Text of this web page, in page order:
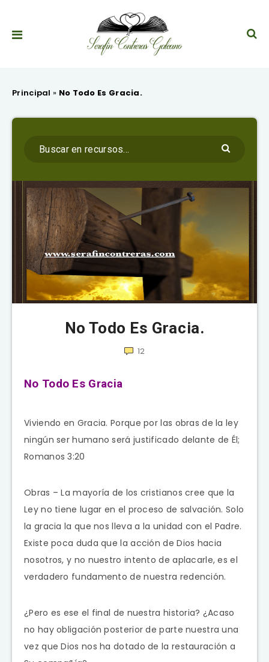
Principal » No Todo Es Gracia.
No Todo Es Gracia.
12
No Todo Es Gracia
Viviendo en Gracia. Porque por las obras de la ley
ningún ser humano será justificado delante de Él;
Romanos 3:20
Obras – La mayoría de los cristianos cree que la
Ley no tiene lugar en el proceso de salvación. Solo
la gracia la que nos lleva a la unidad con el Padre.
Existe poca duda que la acción de Dios hacia
nosotros, y no nuestro intento de aplacarle, es el
verdadero fundamento de nuestra redención.
¿Pero es ese el final de nuestra historia? ¿Acaso
no hay obligación posterior de parte nuestra una
vez que Dios nos ha dotado de la restauración a